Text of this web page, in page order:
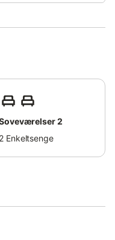
2
2 Enkeltsenge